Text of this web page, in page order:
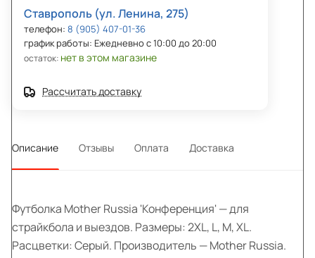
Ставрополь (ул. Ленина, 275)
телефон: 8 (905) 407-01-36
график работы: Ежедневно с 10:00 до 20:00
остаток: нет в этом магазине
Рассчитать доставку
Описание Отзывы Оплата Доставка
Футболка Mother Russia 'Конференция' — для
страйкбола и выездов. Размеры: 2XL, L, M, XL.
Расцветки: Серый. Производитель — Mother Russia.